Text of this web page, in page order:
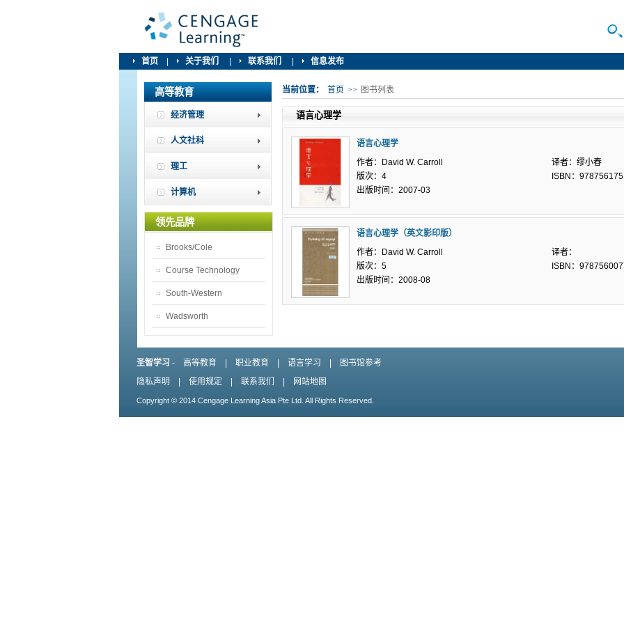
首页 关于我们 联系我们 信息发布
高等教育
经济管理
人文社科
理工
计算机
领先品牌
Brooks/Cole
Course Technology
South-Western
Wadsworth
当前位置： 首页 >> 图书列表
语言心理学
语言心理学
作者：David W. Carroll
译者：缪小春
版次：4
ISBN：
出版时间：2007-03
语言心理学（英文影印版）
作者：David W. Carroll
译者：
版次：5
ISBN：
出版时间：2008-08
圣智学习 - 高等教育 职业教育 语言学习
图书馆参考
隐私声明
使用规定 联系我们 网站地图
Copyright © 2014 Cengage Learning Asia Pte Ltd. All Rights Reserved.